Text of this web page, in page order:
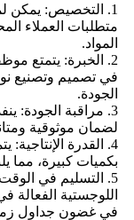
1. التخصيص: يمكن
متطلبات العملاء
المواد.
2. الخبرة: يتمتع
في تصميم وتصنيع
الجودة.
3. مراقبة الجودة:
لضمان موثوقية
4. القدرة
بكميات كبيرة، مما
5. التسليم في
اللوجستية الفعالة
في غضون جداول